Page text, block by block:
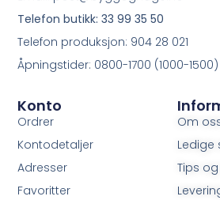
Om
Ledige
Tips og
Konto
Ordrer
Kontodetaljer
Adresser
Favoritter
Telefon butikk: 33 99 35 50
Telefon produksjon: 904 28 021
Åpningstider: 0800-1700 (1000-1500)